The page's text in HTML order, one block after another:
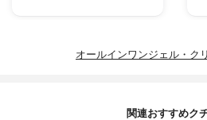
オールインワンジェル・ク
関連おすすめク